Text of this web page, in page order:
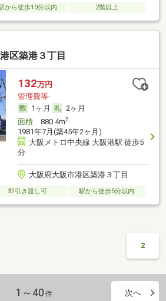
から徒歩10分以内 2階以上
区築港３丁目
132万円
管理費等-
1ヶ月
2ヶ月
面積880.4m2
1981年7月(築45年2ヶ月)
大阪メトロ中央線 大阪港駅 徒歩5
分
大阪府大阪市港区築港３丁目
即引き渡し可 駅から徒歩5分以内
2
1～40 件 次へ